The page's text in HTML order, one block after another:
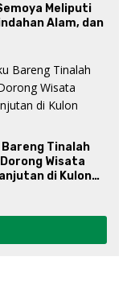
Meliputi
Alam, dan
Bareng Tinalah
Wisata
di Kulon